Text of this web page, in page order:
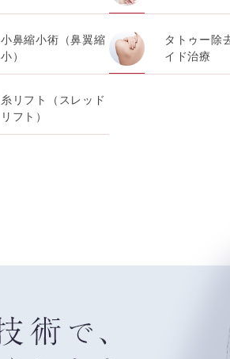
小鼻縮小術（鼻翼縮
小）
タトゥー除
イド治療
糸リフト（スレッド
リフト）